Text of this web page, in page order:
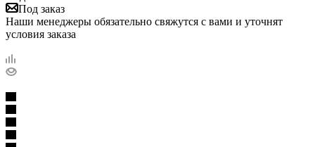
Под заказ
Наши менеджеры обязательно свяжутся с вами и уточнят
условия заказа